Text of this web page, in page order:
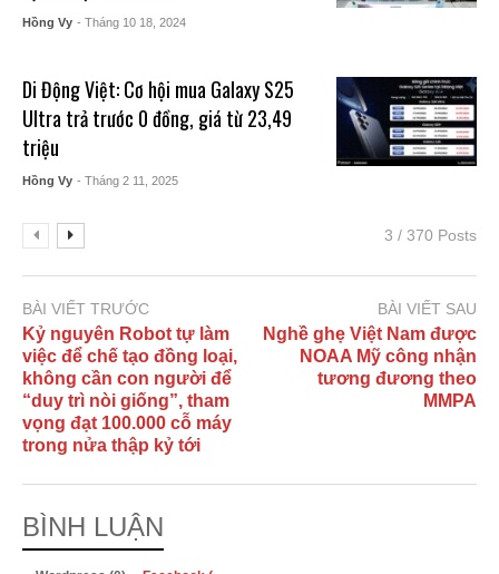
Hồng Vy - Tháng 10 18, 2024
Di Động Việt: Cơ hội mua Galaxy S25
Ultra trả trước 0 đồng, giá từ 23,49
triệu
Hồng Vy - Tháng 2 11, 2025
3 / 370 Posts
BÀI VIẾT TRƯỚC
Kỷ nguyên Robot tự làm
việc để chế tạo đồng loại,
không cần con người để
“duy trì nòi giống”, tham
vọng đạt 100.000 cỗ máy
trong nửa thập kỷ tới
BÀI VIẾT SAU
Nghề ghẹ Việt Nam được
NOAA Mỹ công nhận
tương đương theo
MMPA
BÌNH LUẬN